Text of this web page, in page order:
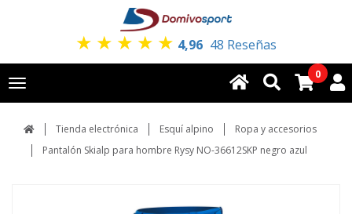
★ ★ ★ ★ ★ 4,96 48 Reseñas
Toggle
navigation
0
Tienda electrónica Esquí alpino
Ropa y accesorios
Pantalón Skialp para hombre Rysy NO-36612SKP negro azul